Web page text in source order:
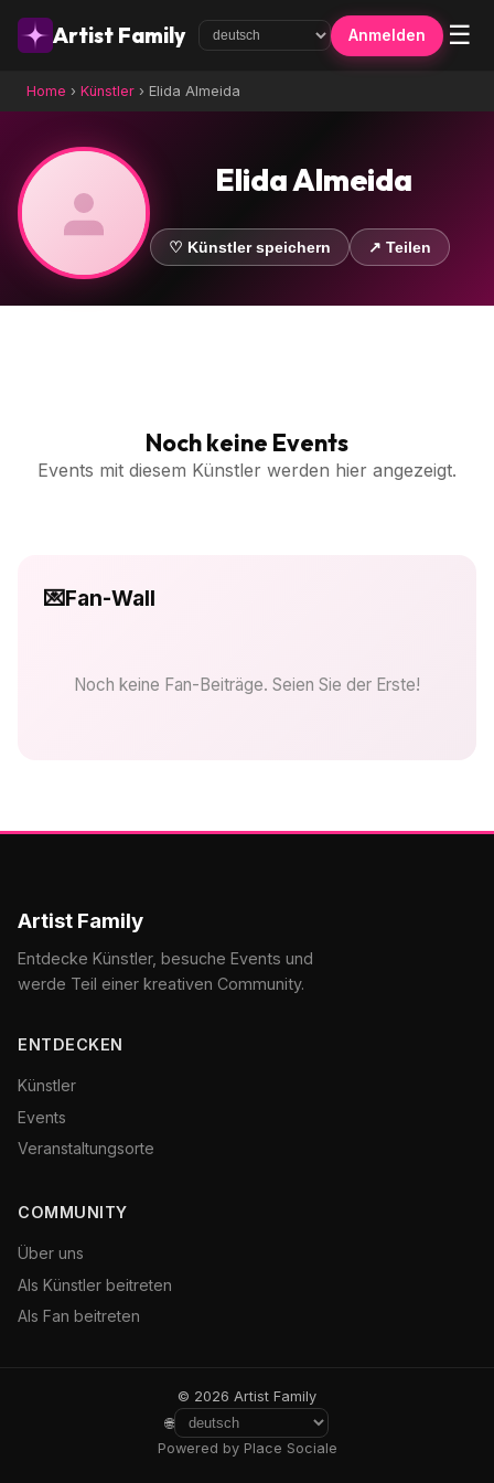
Artist Family Anmelden ☰
Home › Künstler › Elida Almeida
Elida Almeida
♡ Künstler speichern ↗ Teilen
Noch keine Events
Events mit diesem Künstler werden hier angezeigt.
💌Fan-Wall
Noch keine Fan-Beiträge. Seien Sie der Erste!
Artist Family
Entdecke Künstler, besuche Events und
werde Teil einer kreativen Community.
ENTDECKEN
Künstler
Events
Veranstaltungsorte
COMMUNITY
Über uns
Als Künstler beitreten
Als Fan beitreten
© 2026 Artist Family
🌐
Powered by Place Sociale